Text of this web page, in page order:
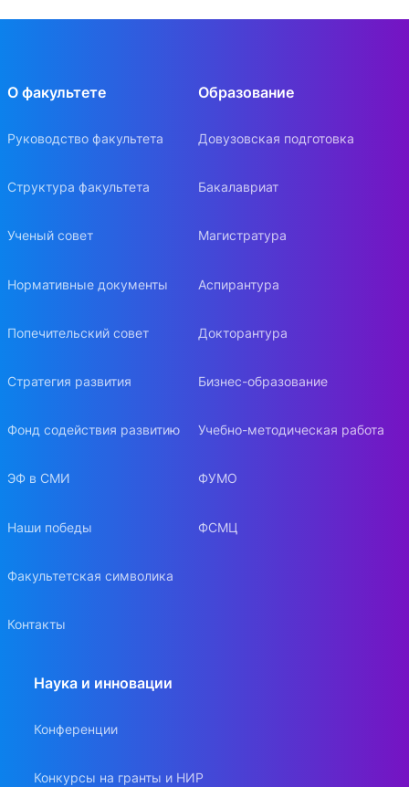
О факультете
Руководство факультета
Структура факультета
Ученый совет
Нормативные документы
Попечительский совет
Стратегия развития
Фонд содействия развитию
ЭФ в СМИ
Наши победы
Факультетская символика
Контакты
Образование
Довузовская подготовка
Бакалавриат
Магистратура
Аспирантура
Докторантура
Бизнес-образование
Учебно-методическая работа
ФУМО
ФСМЦ
Наука и инновации
Конференции
Конкурсы на гранты и НИР